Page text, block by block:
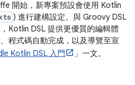
開始，新專案預設會使用 Kotlin
) 進行建構設定。與 Groovy DSL
Kotlin DSL 提供更優質的編輯體
程式碼自動完成，以及導覽至宣
Kotlin DSL 入門 」一文。